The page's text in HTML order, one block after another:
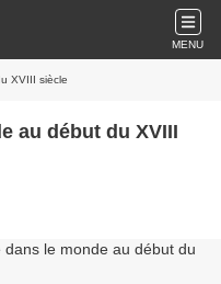
MENU
XVIII siècle
au début du XVIII